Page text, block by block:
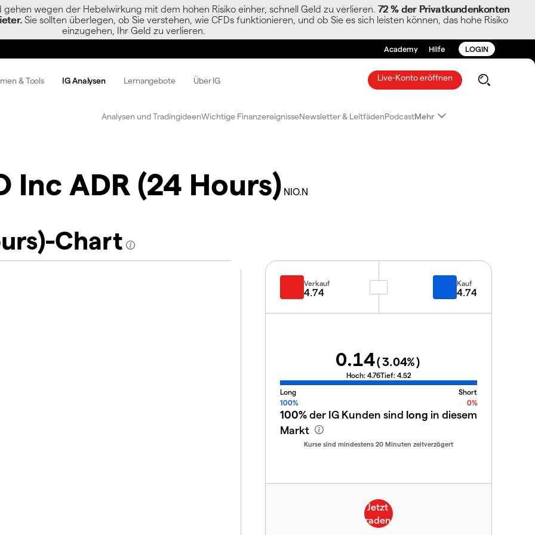
wegen der Hebelwirkung mit dem hohen Risiko einher, schnell Geld zu verlieren. 72 % der Privatkundenkonten
Sie sollten überlegen, ob Sie verstehen, wie CFDs funktionieren, und ob Sie es sich leisten können, das hohe Risiko
einzugehen, Ihr Geld zu verlieren.
Academy Hilfe LOGIN
& Tools IG Analysen Lernangebote Über IG Live-Konto eröffnen
Analysen und TradingideenWichtige FinanzereignisseNewsletter & LeitfädenPodcastMehr
Inc ADR (24 Hours) NIO.N
Chart
Verkauf
4.74
Kauf
4.74
0.14(3.04%)
Hoch: 4.76Tief: 4.52
Long
Short
100%
0%
100%der IG Kunden sind long in diesem
Markt
Kurse sind mindestens 20 Minuten zeitverzögert